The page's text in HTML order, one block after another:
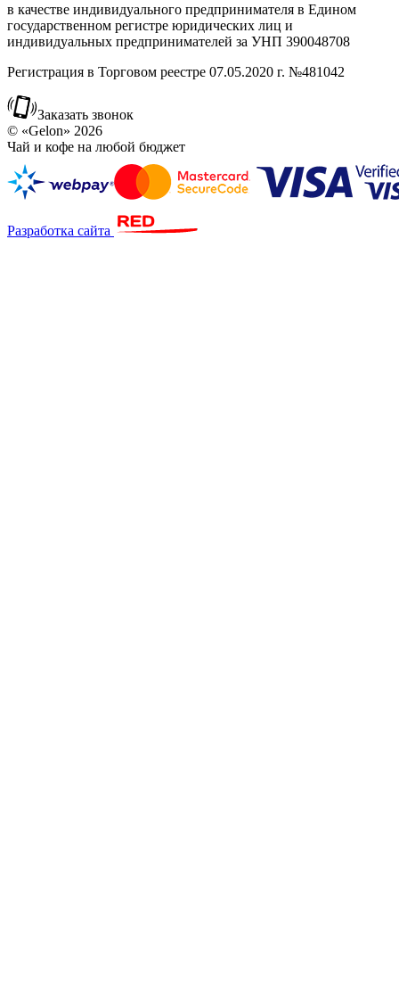
в качестве индивидуального предпринимателя в Едином
государственном регистре юридических лиц и
индивидуальных предпринимателей за УНП 390048708
Регистрация в Торговом реестре 07.05.2020 г. №481042
Заказать звонок
© «Gelon» 2026
Чай и кофе на любой бюджет
Разработка сайта